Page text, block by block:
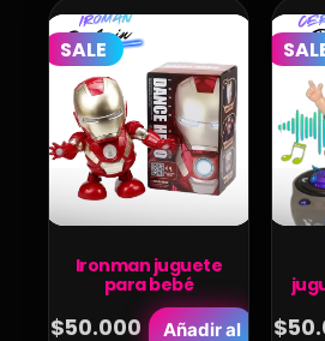
SALE
Ironman juguete
para bebé
$50.000
Añadir al
$